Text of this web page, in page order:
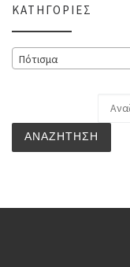
ΚΑΤΗΓΟΡΊΕΣ
Πότισμα
ΑΝΑΖΉΤΗΣΗ